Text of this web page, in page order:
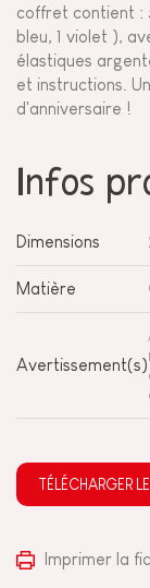
coffret contient :
bleu, 1 violet ),
élastiques
et instructions.
d'anniversaire !
Infos
Dimensions
Matière
Avertissement(s)
TÉLÉCHARGER
Imprimer la